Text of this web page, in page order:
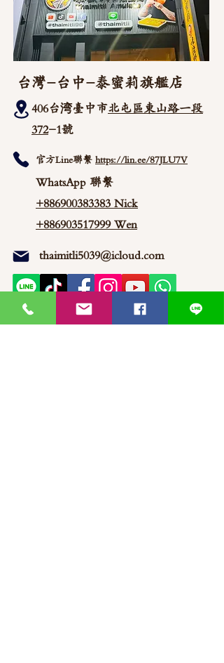
台灣-台中-泰蜜莉旗艦店
406台湾臺中市北屯區東山路一段
372-1號
官方Line聯繫 https://lin.ee/87JLU7V
WhatsApp 聯繫
+886900383383 Nick
+886903517999 Wen
thaimitli5039@icloud.com